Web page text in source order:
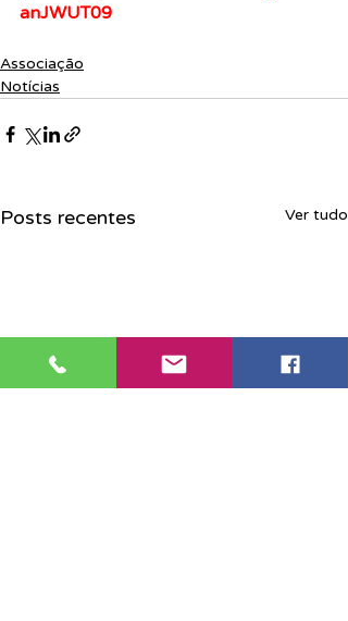
anJWUT09
Associação
Notícias
Posts recentes Ver tudo